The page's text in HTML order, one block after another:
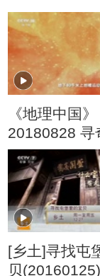
《地理中国》
20180828 寻
高原崛起（
[乡土]寻找屯
贝(20160125)